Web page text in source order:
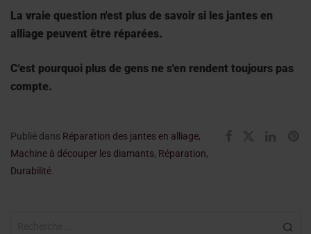
La vraie question n'est plus de savoir si les jantes en
alliage peuvent être réparées.
C'est pourquoi plus de gens ne s'en rendent toujours pas
compte.
Publié dans Réparation des jantes en alliage,
Machine à découper les diamants, Réparation,
Durabilité